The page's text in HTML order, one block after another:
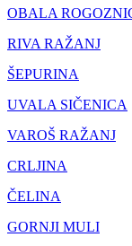
OBALA
RIVA RAŽANJ
ŠEPURINA
UVALA SIČENICA
VAROŠ RAŽANJ
CRLJINA
ČELINA
GORNJI MULI